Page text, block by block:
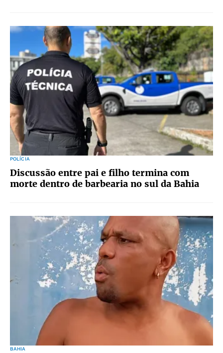
POLÍCIA
Discussão entre pai e filho termina com
morte dentro de barbearia no sul da Bahia
BAHIA